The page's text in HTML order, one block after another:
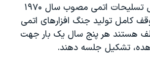
پيمان منع گسترش تسليحات اتمی مصوب سال ۱۹۷۰
کامل توليد جنگ افزارهای اتمی
هستند هر پنج سال يک بار جهت
تشکيل جلسه دهند.